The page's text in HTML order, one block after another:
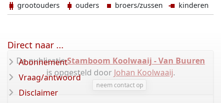
grootouders
ouders broers/zussen kinderen
De publicatieStamboom Koolwaaij - Van Buuren
is opgesteld door Johan Koolwaaij.
neem contact op
Direct naar ...
Abonnement
Vraag/antwoord
Disclaimer